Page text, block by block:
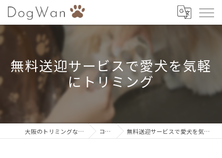
無料送迎サービスで愛犬を気軽
にトリミング
大阪のトリミングならDogWan コラム 無料送迎サービスで愛犬を気軽にトリミング